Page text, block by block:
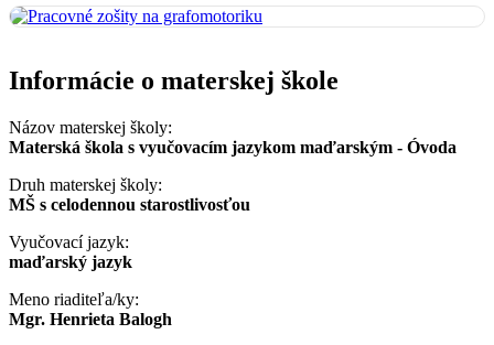
Informácie o materskej škole
Názov materskej školy:
Materská škola s vyučovacím jazykom maďarským - Óvoda
Druh materskej školy:
MŠ s celodennou starostlivosťou
Vyučovací jazyk:
maďarský jazyk
Meno riaditeľa/ky:
Mgr. Henrieta Balogh